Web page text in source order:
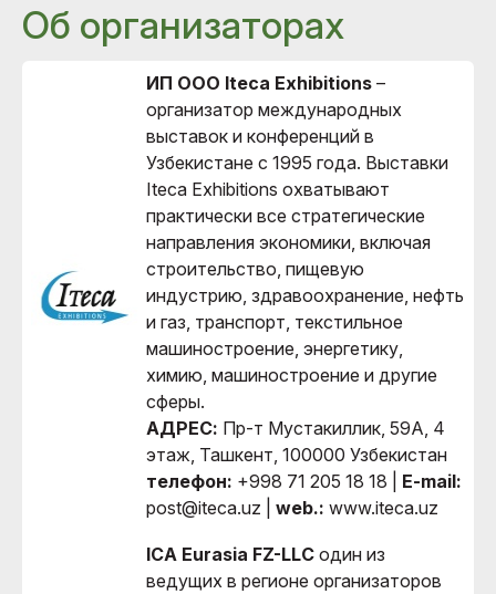
Об организаторах
ИП ООО Iteca Exhibitions –
организатор международных
выставок и конференций в
Узбекистане с 1995 года. Выставки
Iteca Exhibitions охватывают
практически все стратегические
направления экономики, включая
строительство, пищевую
индустрию, здравоохранение, нефть
и газ, транспорт, текстильное
машиностроение, энергетику,
химию, машиностроение и другие
сферы.
АДРЕС: Пр-т Мустакиллик, 59А, 4
этаж, Ташкент, 100000 Узбекистан
телефон: +998 71 205 18 18 | E-mail:
post@iteca.uz | web.: www.iteca.uz
ICA Eurasia FZ-LLC один из
ведущих в регионе организаторов